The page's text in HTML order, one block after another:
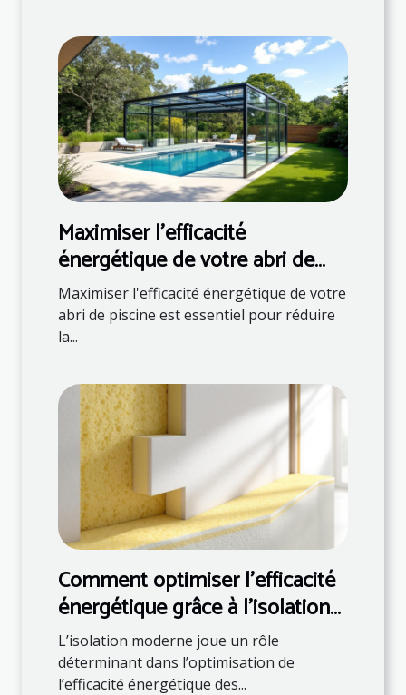
Maximiser l'efficacité
énergétique de votre abri de
piscine
Maximiser l'efficacité énergétique de votre
abri de piscine est essentiel pour réduire
la...
Comment optimiser l'efficacité
énergétique grâce à l'isolation
moderne ?
L’isolation moderne joue un rôle
déterminant dans l’optimisation de
l’efficacité énergétique des...